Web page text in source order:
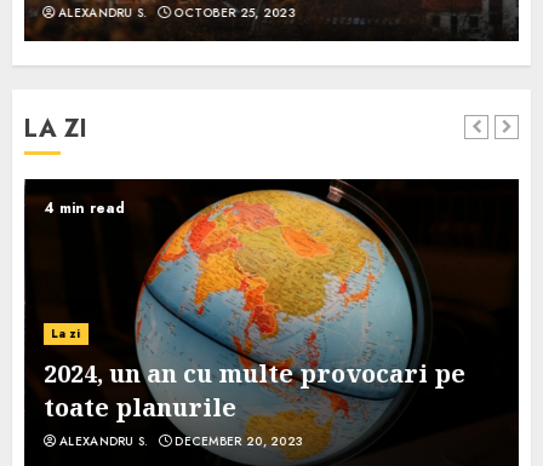
ALEXANDRU S. OCTOBER 25, 2023
LA ZI
4 min read
La zi
2024, un an cu multe provocari pe
toate planurile
ALEXANDRU S. DECEMBER 20, 2023